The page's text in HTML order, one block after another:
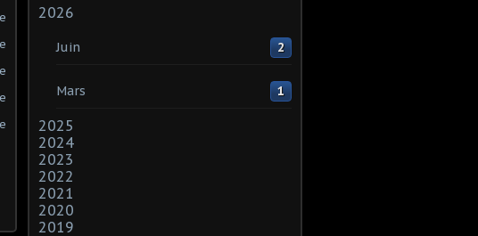
2026
Juin 2
Mars 1
2025
2024
2023
2022
2021
2020
2019